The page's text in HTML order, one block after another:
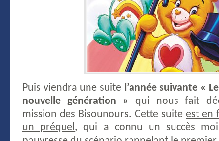
Puis viendra une suite l’année suivante «
nouvelle génération » qui nous fait
mission des Bisounours. Cette suite est en
un préquel, qui a connu un succès